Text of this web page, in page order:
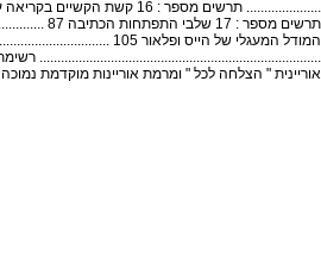
אוריינית " הצלחה לכל " ומרמת אוריינות מוקדמת נמוכה 181 .........